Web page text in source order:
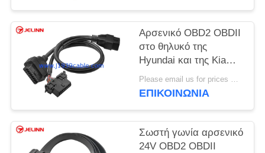
Αρσενικό OBD2 OBDII
στο θηλυκό της
Hyundai και της Kia
OBD2 και το θηλυκό
καλώδιο θραυστών Υ
Please email us for prices MOQ:100 τεμ
ΕΠΙΚΟΙΝΩΝΙΑ
Σωστή γωνία αρσενικό
24V OBD2 OBDII